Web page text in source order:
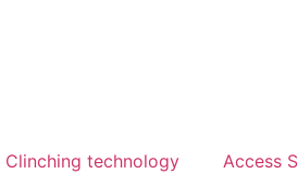
Access
Clinching technology